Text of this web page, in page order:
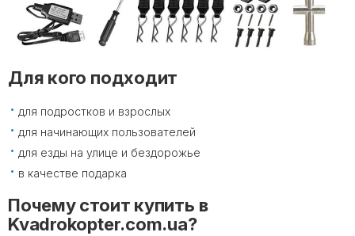
Для кого подходит
для подростков и взрослых
для начинающих пользователей
для езды на улице и бездорожье
в качестве подарка
Почему стоит купить в
Kvadrokopter.com.ua?